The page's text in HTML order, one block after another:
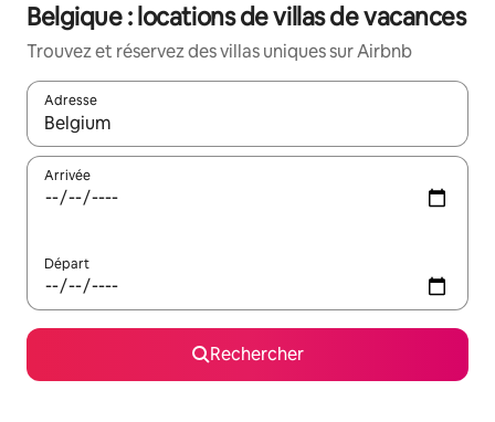
Belgique : locations de villas de vacances
Trouvez et réservez des villas uniques sur Airbnb
Adresse
Lorsque les résultats s'affichent, utilisez les flèches vers le
Arrivée
Départ
Rechercher